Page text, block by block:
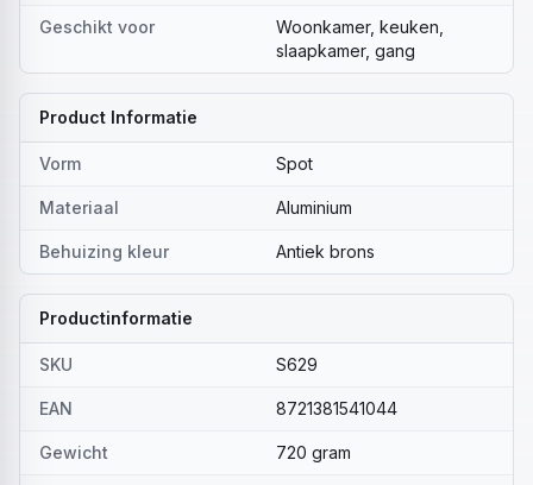
Geschikt voor
Woonkamer, keuken,
slaapkamer, gang
Product Informatie
Vorm Spot
Materiaal Aluminium
Behuizing kleur Antiek brons
Productinformatie
SKU S629
EAN 8721381541044
Gewicht 720 gram